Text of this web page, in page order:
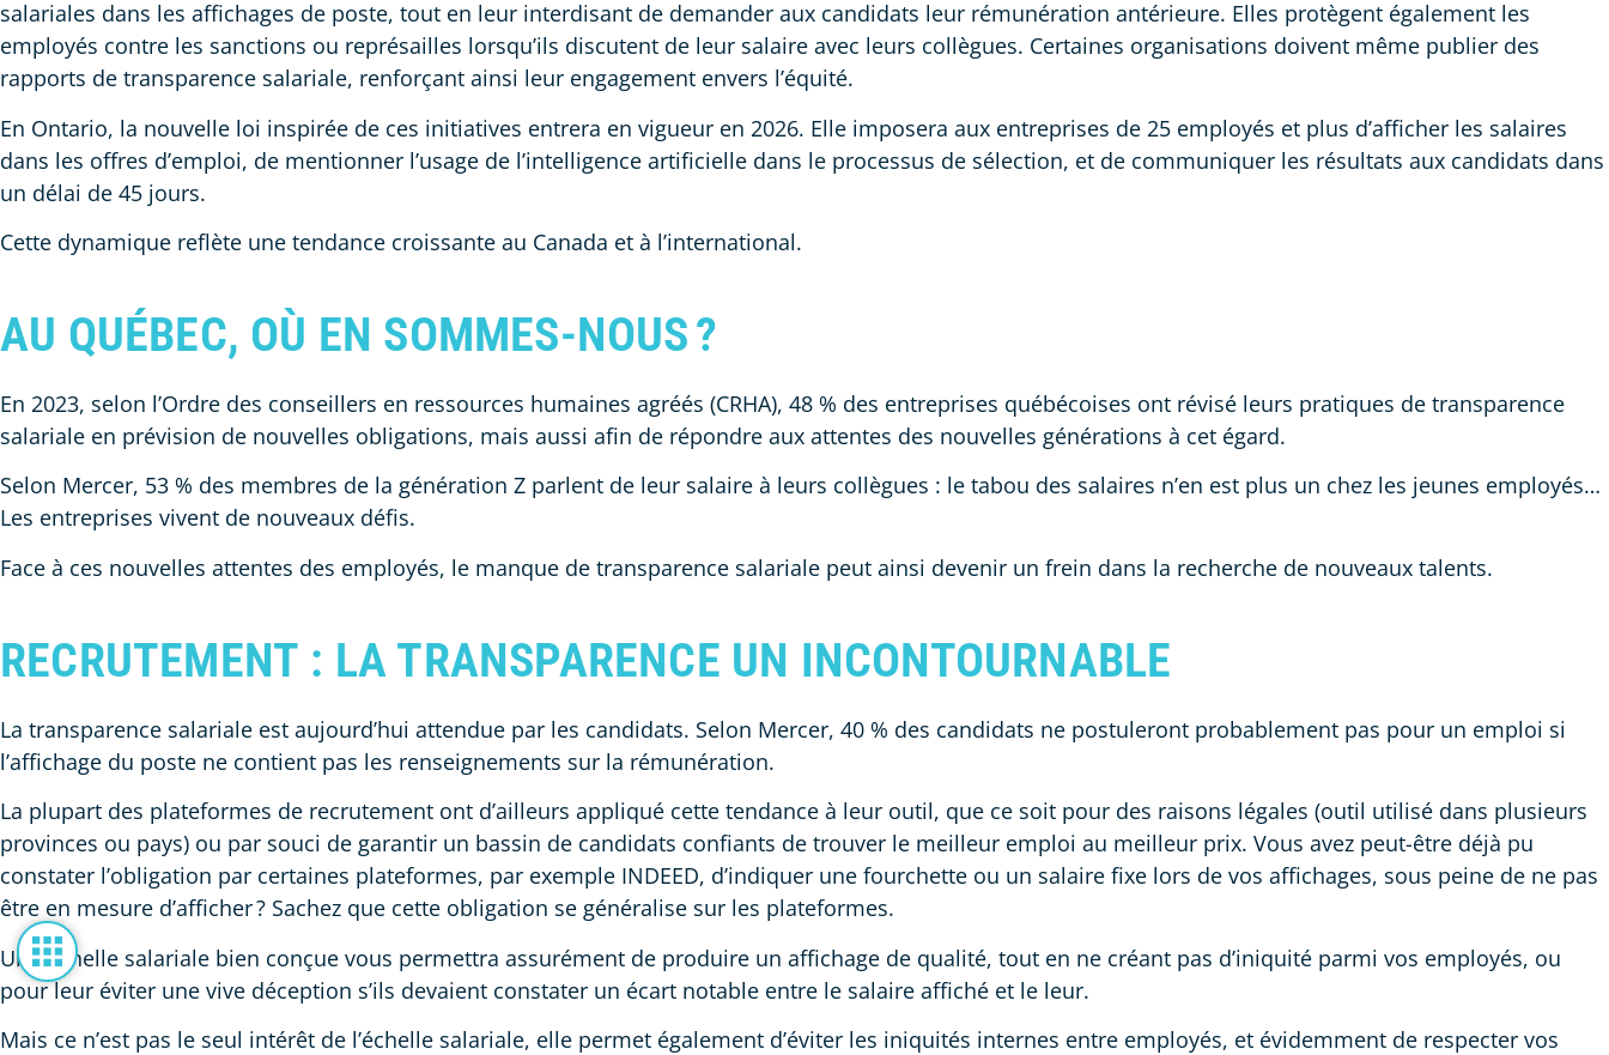
salariales dans les affichages de poste, tout en leur interdisant de demander aux candidats leur rémunération antérieure. Elles protègent également les
employés contre les sanctions ou représailles lorsqu’ils discutent de leur salaire avec leurs collègues. Certaines organisations doivent même publier des
rapports de transparence salariale, renforçant ainsi leur engagement envers l’équité.
En Ontario, la nouvelle loi inspirée de ces initiatives entrera en vigueur en 2026. Elle imposera aux entreprises de 25 employés et plus d’afficher les salaires
dans les offres d’emploi, de mentionner l’usage de l’intelligence artificielle dans le processus de sélection, et de communiquer les résultats aux candidats dans
un délai de 45 jours.
Cette dynamique reflète une tendance croissante au Canada et à l’international.
AU QUÉBEC, OÙ EN SOMMES-NOUS?
En 2023, selon l’Ordre des conseillers en ressources humaines agréés (CRHA), 48 % des entreprises québécoises ont révisé leurs pratiques de transparence
salariale en prévision de nouvelles obligations, mais aussi afin de répondre aux attentes des nouvelles générations à cet égard.
Selon Mercer, 53 % des membres de la génération Z parlent de leur salaire à leurs collègues : le tabou des salaires n’en est plus un chez les jeunes employés…
Les entreprises vivent de nouveaux défis.
Face à ces nouvelles attentes des employés, le manque de transparence salariale peut ainsi devenir un frein dans la recherche de nouveaux talents.
RECRUTEMENT : LA TRANSPARENCE UN INCONTOURNABLE
La transparence salariale est aujourd’hui attendue par les candidats. Selon Mercer, 40 % des candidats ne postuleront probablement pas pour un emploi si
l’affichage du poste ne contient pas les renseignements sur la rémunération.
La plupart des plateformes de recrutement ont d’ailleurs appliqué cette tendance à leur outil, que ce soit pour des raisons légales (outil utilisé dans plusieurs
provinces ou pays) ou par souci de garantir un bassin de candidats confiants de trouver le meilleur emploi au meilleur prix. Vous avez peut-être déjà pu
constater l’obligation par certaines plateformes, par exemple INDEED, d’indiquer une fourchette ou un salaire fixe lors de vos affichages, sous peine de ne pas
être en mesure d’afficher ? Sachez que cette obligation se généralise sur les plateformes.
Une échelle salariale bien conçue vous permettra assurément de produire un affichage de qualité, tout en ne créant pas d’iniquité parmi vos employés, ou
pour leur éviter une vive déception s’ils devaient constater un écart notable entre le salaire affiché et le leur.
Mais ce n’est pas le seul intérêt de l’échelle salariale, elle permet également d’éviter les iniquités internes entre employés, et évidemment de respecter vos